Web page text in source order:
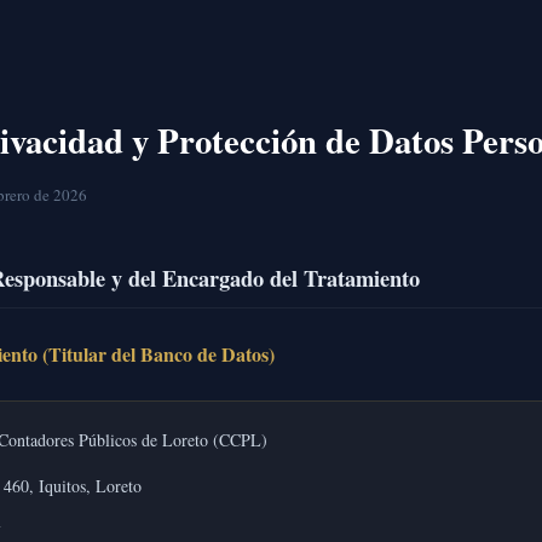
y Protección de Datos
de 2026
y del Encargado del Tratamiento
(Titular del Banco de Datos)
Públicos de Loreto (CCPL)
Iquitos, Loreto